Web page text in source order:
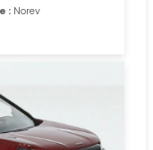
: Norev